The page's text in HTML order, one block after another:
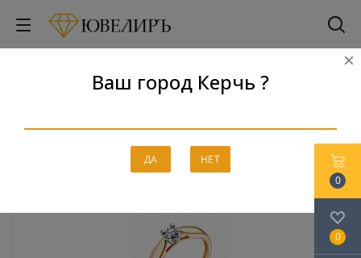
Ваш город Керчь ?
ДА НЕТ
Бриллианты
Главная - Каталог - Бриллианты
0
0